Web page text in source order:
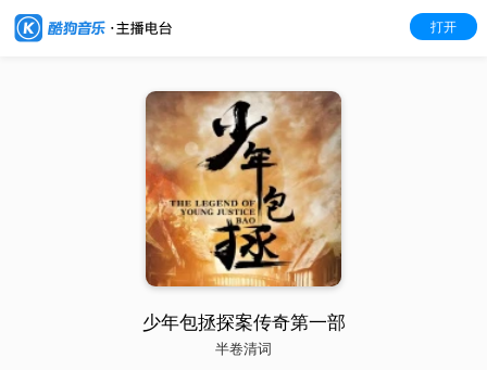
打开
少年包拯探案传奇第一部
半卷清词